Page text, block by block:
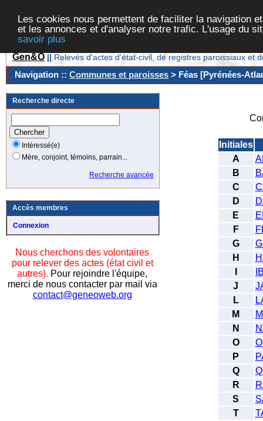
Les cookies nous permettent de faciliter la navigation
et les annonces et d'analyser notre trafic. L'usage du
savoir plus
Gen&O || Relevés d'actes d'état-civil, de registres paroissiaux et
Navigation :: Communes et paroisses > Féas [Pyrénées-
Recherche directe
Intéressé(e)
Mère, conjoint, témoins, parrain...
Recherche avancée
Accès membres
Connexion
Nous cherchons des volontaires
pour relever des actes (état civil et
autres). Pour rejoindre l'équipe,
merci de nous contacter par mail via
contact@geneoweb.org
Initiales
A
B
C
D
E
F
G
H
J
L
M
N
O
P
Q
R
S
T